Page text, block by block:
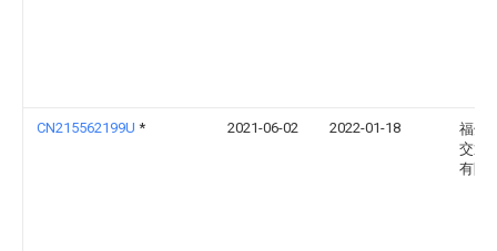
CN215562199U * 2021-06-02 2022-01-18
福州
交通
有限